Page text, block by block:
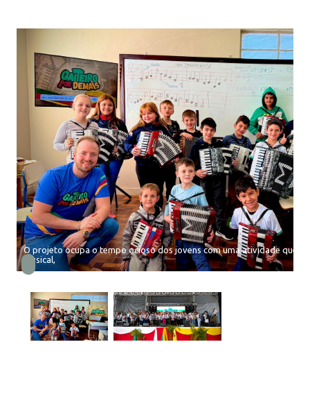
O projeto ocupa o tempo ocioso dos jovens com uma atividade que
musical,